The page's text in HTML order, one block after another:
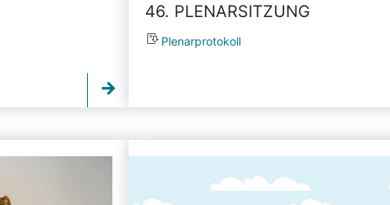
46. PLENARSITZUNG
Plenarprotokoll